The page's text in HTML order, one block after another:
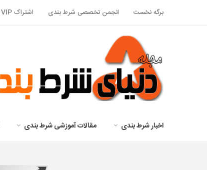
برگه نخست انجمن تخصصی شرط بندی اشتراک VIP
اخبار شرط بندی مقالات آموزشی شرط بندی